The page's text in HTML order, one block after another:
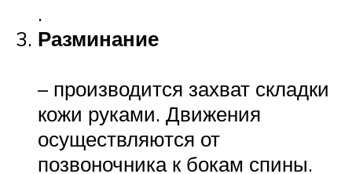
.
Разминание
– производится захват складки
кожи руками. Движения
осуществляются от
позвоночника к бокам спины.